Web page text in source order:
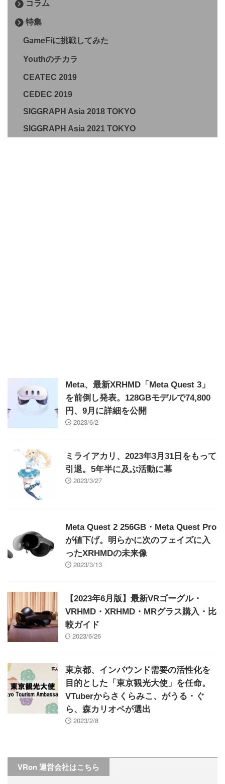
コラム
特集
GameFiに挑戦してみた
Youthのチカラ
CEATEC 2019
CEDEC 2019
SIGGRAPH Asia 2018 TOKYO
SIGGRAPH Asia 2021 TOKYO
Meta、最新XRHMD「Meta Quest 3」
を前倒し発表。128GBモデルで74,800
円、9月に詳細を公開
2023/6/2
ミライアカリ、2023年3月31日をもって
引退。5年半に及ぶ活動に幕
2023/3/27
Meta Quest 2 256GB・Meta Quest Pro
が値下げ。明らかに次のフェイズに入
ったXRHMDの未来像
2023/3/13
【2023年6月版】最新VRゴーグル・
VRHMD・XRHMD・MRグラス購入・比
較ガイド
2023/6/26
東京都、インバウンド需要の活性化を
目的とした「東京観光大使」を任命。
VTuberからさくらみこ、がうる・ぐ
ら、森カリオペが選出
2023/2/8
VRon 運営会社はこちら